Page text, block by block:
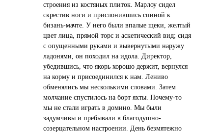
строения из костяных плиток. Марлоу сидел
скрестив ноги и прислонившись спиной к
бизань-мачте. У него были впалые щеки, желтый
цвет лица, прямой торс и аскетический вид; сидя
с опущенными руками и вывернутыми наружу
ладонями, он походил на идола. Директор,
убедившись, что якорь хорошо держит, вернулся
на корму и присоединился к нам. Лениво
обменялись мы несколькими словами. Затем
молчание спустилось на борт яхты. Почему-то
мы не стали играть в домино. Мы были
задумчивы и пребывали в благодушно-
созерцательном настроении. День безмятежно